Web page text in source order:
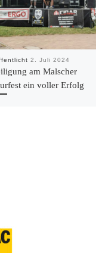
2. Juli 2024
am Malscher
ein voller Erfolg